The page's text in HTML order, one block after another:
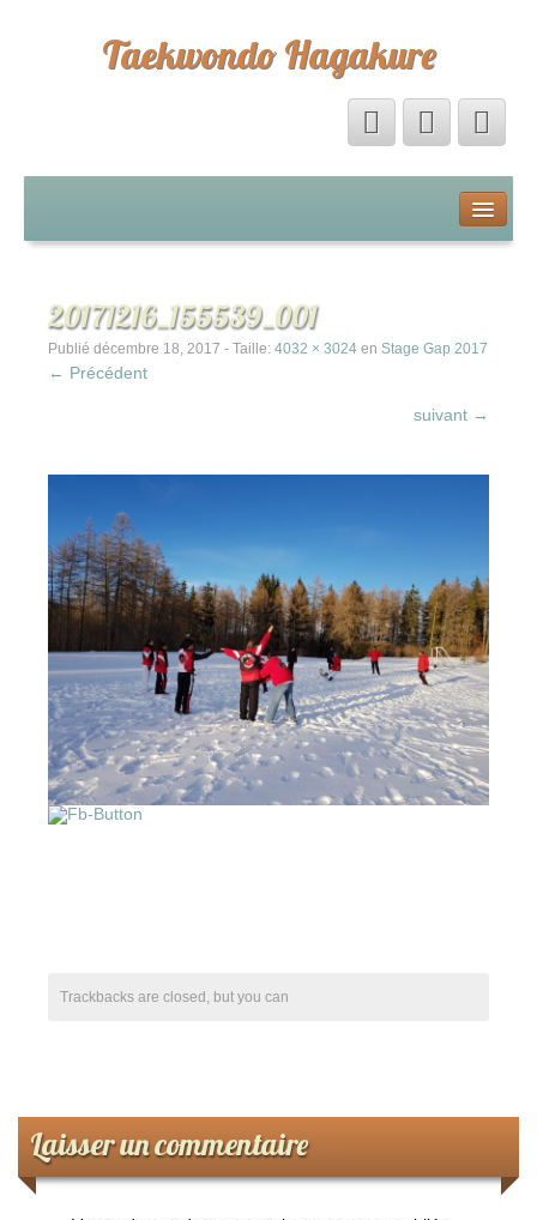
Taekwondo Hagakure
Forum
La boutique Hagakure
Le Club-L’Instructeur
Archive 2000-2010
20171216_155539_001
Publié décembre 18, 2017 - Taille: 4032 × 3024 en Stage Gap 2017
← Précédent
suivant →
Trackbacks are closed, but you can
Laisser un commentaire